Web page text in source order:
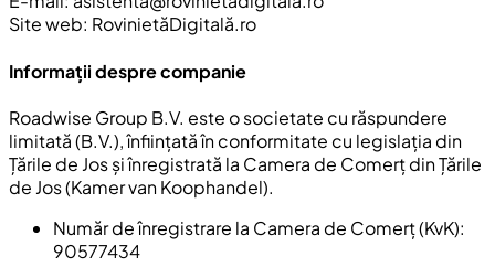
Site web: RovinietăDigitală.ro
Informații despre companie
Roadwise Group B.V. este o societate cu răspundere
limitată (B.V.), înființată în conformitate cu legislația din
Țările de Jos și înregistrată la Camera de Comerț din Țările
de Jos (Kamer van Koophandel).
Număr de înregistrare la Camera de Comerț (KvK):
90577434